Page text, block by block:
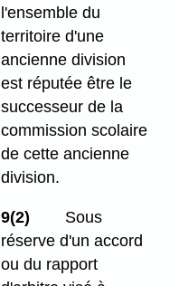
l'ensemble du
territoire d'une
ancienne division
est réputée être le
successeur de la
commission scolaire
de cette ancienne
division.
9(2)
Sous
réserve d'un accord
ou du rapport